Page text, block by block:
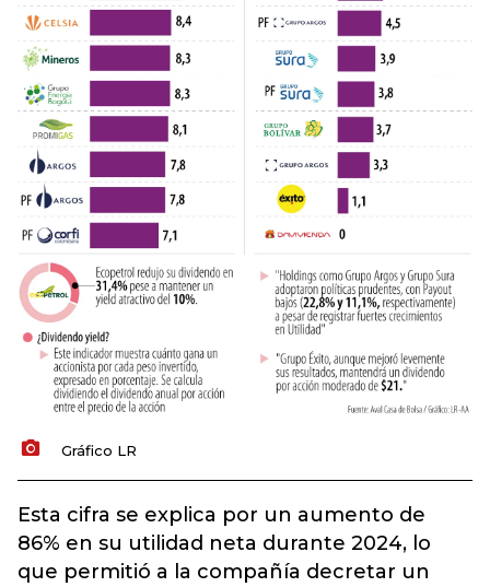
Gráfico LR
Esta cifra se explica por un aumento de
86% en su utilidad neta durante 2024, lo
que permitió a la compañía decretar un